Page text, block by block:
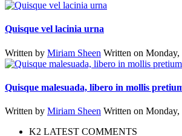
Quisque vel lacinia urna
Written by Miriam Sheen Written on
Quisque malesuada, libero in mollis
Written by Miriam Sheen Written on
K2 LATEST COMMENTS